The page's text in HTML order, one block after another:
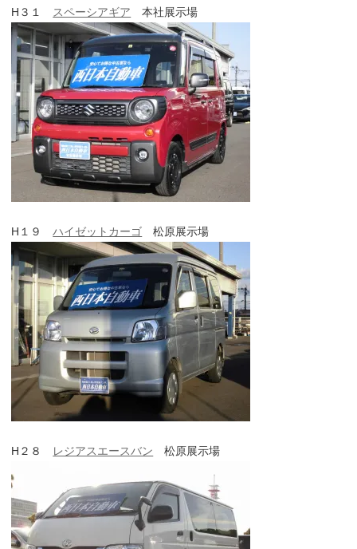
H３１ スペーシアギア 本社展示場
H１９ハイゼットカーゴ 松原展示場
H２８ レジアスエースバン 松原展示場